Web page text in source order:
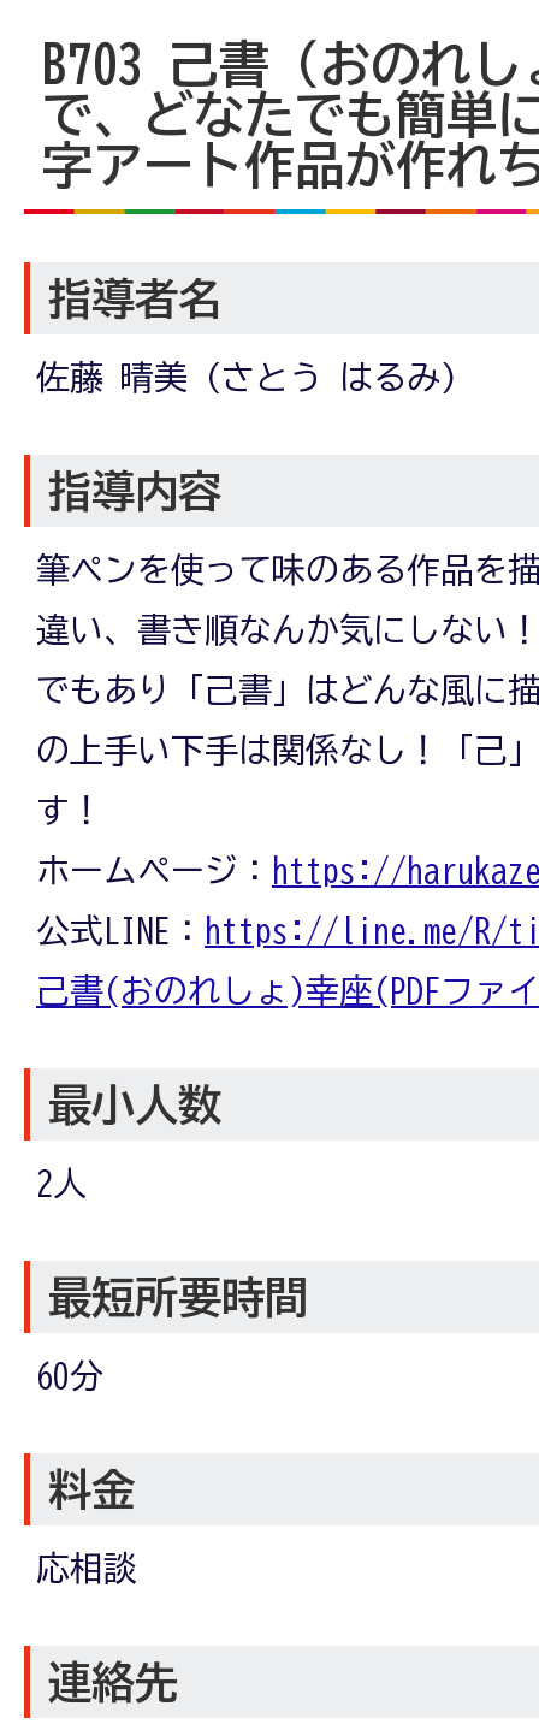
B703 己書（おのれし
で、どなたでも簡単
字アート作品が作れ
指導者名
佐藤 晴美 (さとう はるみ)
指導内容
筆ペンを使って味のある作品を
違い、書き順なんか気にしない
でもあり「己書」はどんな風に
の上手い下手は関係なし！「己
す！
ホームページ： https://
公式LINE： https://line.me/R/ti/
己書(おのれしょ)幸座(PDFファ
最小人数
2人
最短所要時間
60分
料金
応相談
連絡先